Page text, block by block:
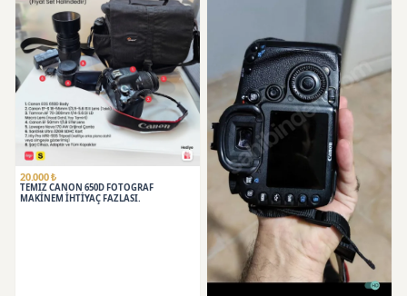
20.000 ₺
TEMİZ CANON 650D FOTOĞRAF
MAKİNEM İHTİYAÇ FAZLASI.